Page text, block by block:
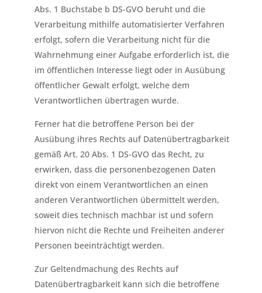
Abs. 1 Buchstabe b DS-GVO beruht und die
Verarbeitung mithilfe automatisierter Verfahren
erfolgt, sofern die Verarbeitung nicht für die
Wahrnehmung einer Aufgabe erforderlich ist, die
im öffentlichen Interesse liegt oder in Ausübung
öffentlicher Gewalt erfolgt, welche dem
Verantwortlichen übertragen wurde.
Ferner hat die betroffene Person bei der
Ausübung ihres Rechts auf Datenübertragbarkeit
gemäß Art. 20 Abs. 1 DS-GVO das Recht, zu
erwirken, dass die personenbezogenen Daten
direkt von einem Verantwortlichen an einen
anderen Verantwortlichen übermittelt werden,
soweit dies technisch machbar ist und sofern
hiervon nicht die Rechte und Freiheiten anderer
Personen beeinträchtigt werden.
Zur Geltendmachung des Rechts auf
Datenübertragbarkeit kann sich die betroffene